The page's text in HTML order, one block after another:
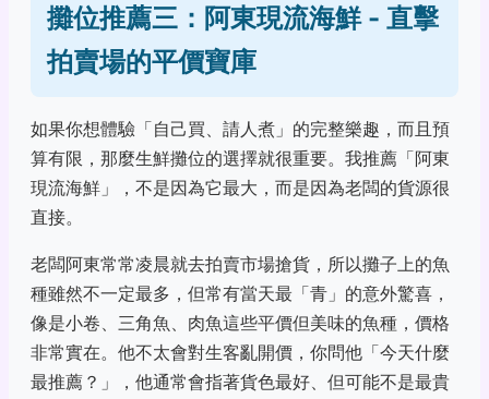
攤位推薦三：阿東現流海鮮 - 直擊
拍賣場的平價寶庫
如果你想體驗「自己買、請人煮」的完整樂趣，而且預
算有限，那麼生鮮攤位的選擇就很重要。我推薦「阿東
現流海鮮」，不是因為它最大，而是因為老闆的貨源很
直接。
老闆阿東常常凌晨就去拍賣市場搶貨，所以攤子上的魚
種雖然不一定最多，但常有當天最「青」的意外驚喜，
像是小卷、三角魚、肉魚這些平價但美味的魚種，價格
非常實在。他不太會對生客亂開價，你問他「今天什麼
最推薦？」，他通常會指著貨色最好、但可能不是最貴